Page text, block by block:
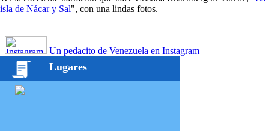
isla de Nácar y Sal", con una lindas fotos.
Un pedacito de Venezuela en Instagram
Lugares